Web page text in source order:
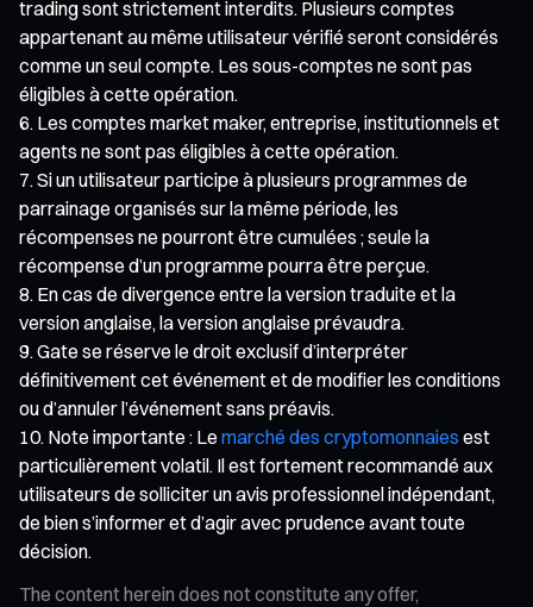
trading sont strictement interdits. Plusieurs comptes
appartenant au même utilisateur vérifié seront considérés
comme un seul compte. Les sous-comptes ne sont pas
éligibles à cette opération.
Les comptes market maker, entreprise, institutionnels et
agents ne sont pas éligibles à cette opération.
Si un utilisateur participe à plusieurs programmes de
parrainage organisés sur la même période, les
récompenses ne pourront être cumulées ; seule la
récompense d’un programme pourra être perçue.
En cas de divergence entre la version traduite et la
version anglaise, la version anglaise prévaudra.
Gate se réserve le droit exclusif d’interpréter
définitivement cet événement et de modifier les conditions
ou d’annuler l’événement sans préavis.
Note importante : Le marché des cryptomonnaies est
particulièrement volatil. Il est fortement recommandé aux
utilisateurs de solliciter un avis professionnel indépendant,
de bien s’informer et d’agir avec prudence avant toute
décision.
The content herein does not constitute any offer,